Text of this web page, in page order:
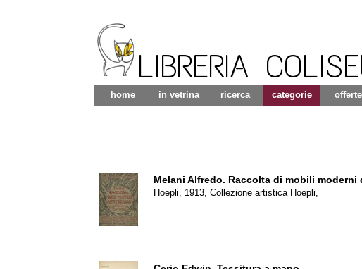
LIBRERIA
home in vetrina ricerca categorie offerte
Melani Alfredo. Raccolta di mobili moderni
Hoepli, 1913, Collezione artistica Hoepli,